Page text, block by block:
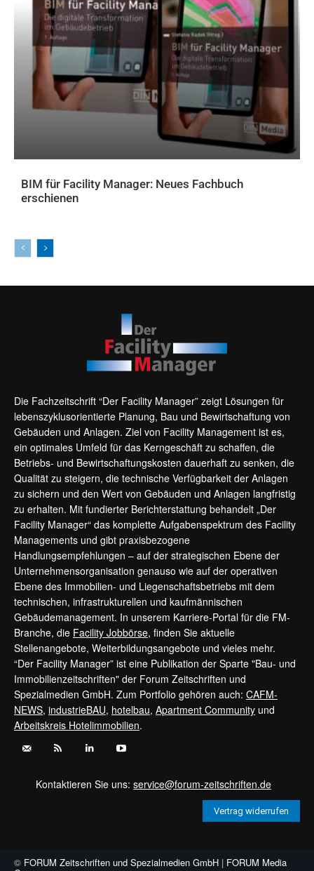
BIM für Facility Manager: Neues Fachbuch
erschienen
Die Fachzeitschrift “Der Facility Manager” zeigt Lösungen für
lebenszyklusorientierte Planung, Bau und Bewirtschaftung von
Gebäuden und Anlagen. Ziel von Facility Management ist es,
ein optimales Umfeld für das Kerngeschäft zu schaffen, die
Betriebs- und Bewirtschaftungskosten dauerhaft zu senken, die
Qualität zu steigern, die technische Verfügbarkeit der Anlagen
zu sichern und den Wert von Gebäuden und Anlagen langfristig
zu erhalten. Mit fundierter Berichterstattung behandelt „Der
Facility Manager“ das komplette Aufgabenspektrum des Facility
Managements und gibt praxisbezogene
Handlungsempfehlungen – auf der strategischen Ebene der
Unternehmensorganisation genauso wie auf der operativen
Ebene des Immobilien- und Liegenschaftsbetriebs mit dem
technischen, infrastrukturellen und kaufmännischen
Gebäudemanagement. In unserem Karriere-Portal für die FM-
Branche, die Facility Jobbörse, finden Sie aktuelle
Stellenangebote, Weiterbildungsangebote und vieles mehr.
“Der Facility Manager” ist eine Publikation der Sparte "Bau- und
Immobilienzeitschriften" der Forum Zeitschriften und
Spezialmedien GmbH. Zum Portfolio gehören auch: CAFM-
NEWS, industrieBAU, hotelbau, Apartment Community und
Arbeitskreis Hotelimmobilien.
Kontaktieren Sie uns:service@forum-zeitschriften.de
Vertrag widerrufen
© FORUM Zeitschriften und Spezialmedien GmbH | FORUM Media